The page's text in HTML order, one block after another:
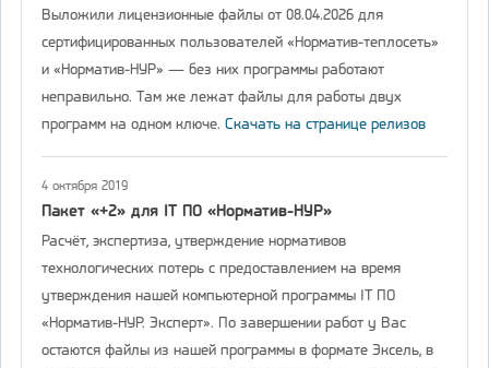
Выложили лицензионные файлы от 08.04.2026 для
сертифицированных пользователей «Норматив-теплосеть»
и «Норматив-НУР» — без них программы работают
неправильно. Там же лежат файлы для работы двух
программ на одном ключе. Скачать на странице релизов
4 октября 2019
Пакет «+2» для IT ПО «Норматив-НУР»
Расчёт, экспертиза, утверждение нормативов
технологических потерь с предоставлением на время
утверждения нашей компьютерной программы IT ПО
«Норматив-НУР. Эксперт». По завершении работ у Вас
остаются файлы из нашей программы в формате Эксель, в